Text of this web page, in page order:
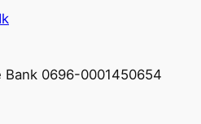
0696-0001450654